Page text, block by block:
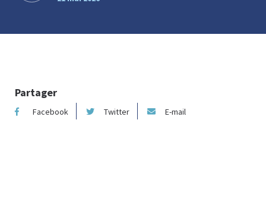
Partager
Facebook Twitter E-mail